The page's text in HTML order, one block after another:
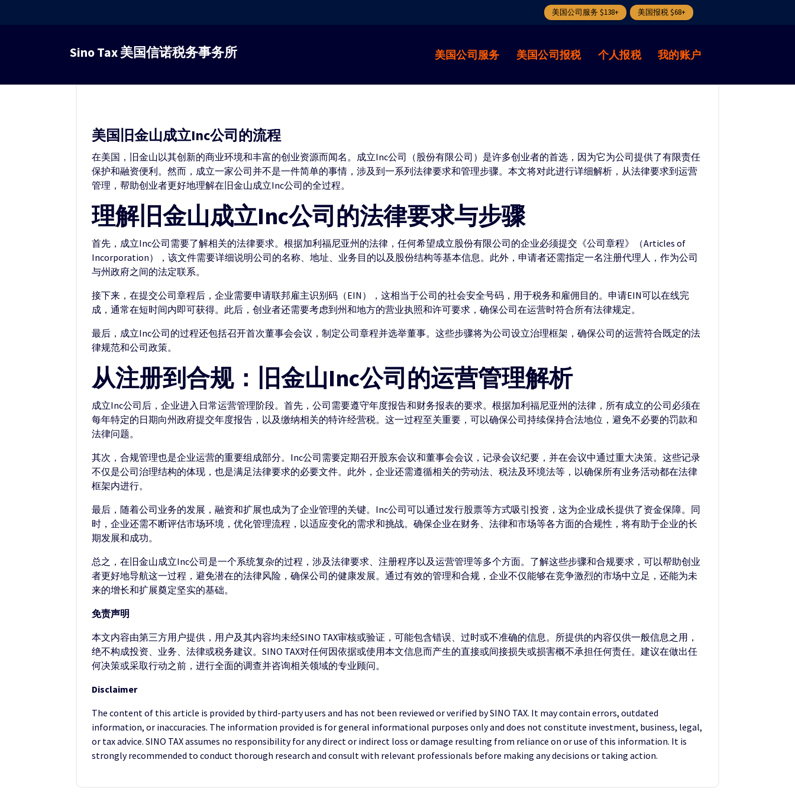
美国公司服务 $138+ 美国报税 $68+
容
Sino Tax 美国信诺税务事务所 美国公司服务 美国公司报税 个人报税 我的账户
美国旧金山成立Inc公司的流程
在美国，旧金山以其创新的商业环境和丰富的创业资源而闻名。成立Inc公司（股份有限公司）是许多创业者的首选，因为它为公司提供了有限责任
保护和融资便利。然而，成立一家公司并不是一件简单的事情，涉及到一系列法律要求和管理步骤。本文将对此进行详细解析，从法律要求到运营
管理，帮助创业者更好地理解在旧金山成立Inc公司的全过程。
理解旧金山成立Inc公司的法律要求与步骤
首先，成立Inc公司需要了解相关的法律要求。根据加利福尼亚州的法律，任何希望成立股份有限公司的企业必须提交《公司章程》（Articles of
Incorporation），该文件需要详细说明公司的名称、地址、业务目的以及股份结构等基本信息。此外，申请者还需指定一名注册代理人，作为公司
与州政府之间的法定联系。
接下来，在提交公司章程后，企业需要申请联邦雇主识别码（EIN），这相当于公司的社会安全号码，用于税务和雇佣目的。申请EIN可以在线完
成，通常在短时间内即可获得。此后，创业者还需要考虑到州和地方的营业执照和许可要求，确保公司在运营时符合所有法律规定。
最后，成立Inc公司的过程还包括召开首次董事会会议，制定公司章程并选举董事。这些步骤将为公司设立治理框架，确保公司的运营符合既定的法
律规范和公司政策。
从注册到合规：旧金山Inc公司的运营管理解析
成立Inc公司后，企业进入日常运营管理阶段。首先，公司需要遵守年度报告和财务报表的要求。根据加利福尼亚州的法律，所有成立的公司必须在
每年特定的日期向州政府提交年度报告，以及缴纳相关的特许经营税。这一过程至关重要，可以确保公司持续保持合法地位，避免不必要的罚款和
法律问题。
其次，合规管理也是企业运营的重要组成部分。Inc公司需要定期召开股东会议和董事会会议，记录会议纪要，并在会议中通过重大决策。这些记录
不仅是公司治理结构的体现，也是满足法律要求的必要文件。此外，企业还需遵循相关的劳动法、税法及环境法等，以确保所有业务活动都在法律
框架内进行。
最后，随着公司业务的发展，融资和扩展也成为了企业管理的关键。Inc公司可以通过发行股票等方式吸引投资，这为企业成长提供了资金保障。同
时，企业还需不断评估市场环境，优化管理流程，以适应变化的需求和挑战。确保企业在财务、法律和市场等各方面的合规性，将有助于企业的长
期发展和成功。
总之，在旧金山成立Inc公司是一个系统复杂的过程，涉及法律要求、注册程序以及运营管理等多个方面。了解这些步骤和合规要求，可以帮助创业
者更好地导航这一过程，避免潜在的法律风险，确保公司的健康发展。通过有效的管理和合规，企业不仅能够在竞争激烈的市场中立足，还能为未
来的增长和扩展奠定坚实的基础。
免责声明
本文内容由第三方用户提供，用户及其内容均未经SINO TAX审核或验证，可能包含错误、过时或不准确的信息。所提供的内容仅供一般信息之用，
绝不构成投资、业务、法律或税务建议。SINO TAX对任何因依据或使用本文信息而产生的直接或间接损失或损害概不承担任何责任。建议在做出任
何决策或采取行动之前，进行全面的调查并咨询相关领域的专业顾问。
Disclaimer
The content of this article is provided by third-party users and has not been reviewed or verified by SINO TAX. It may contain errors, outdated
information, or inaccuracies. The information provided is for general informational purposes only and does not constitute investment, business, legal,
or tax advice. SINO TAX assumes no responsibility for any direct or indirect loss or damage resulting from reliance on or use of this information. It is
strongly recommended to conduct thorough research and consult with relevant professionals before making any decisions or taking action.